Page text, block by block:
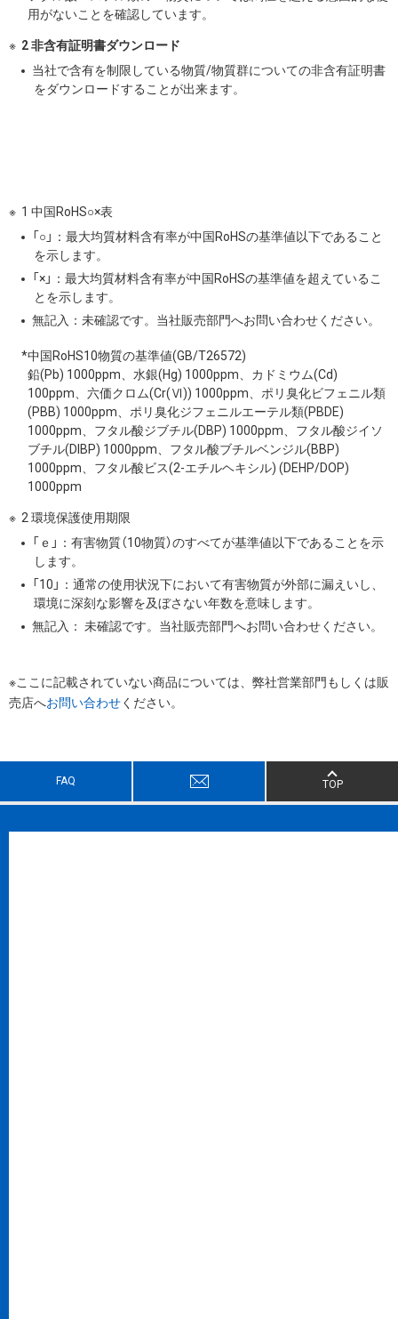
用がないことを確認しています。
2 非含有証明書ダウンロード
当社で含有を制限している物質/物質群についての非含有証明書
をダウンロードすることが出来ます。
1 中国RoHS○×表
「○」：最大均質材料含有率が中国RoHSの基準値以下であること
を示します。
「×」：最大均質材料含有率が中国RoHSの基準値を超えているこ
とを示します。
無記入：未確認です。当社販売部門へお問い合わせください。
*中国RoHS10物質の基準値(GB/T26572)
鉛(Pb) 1000ppm、水銀(Hg) 1000ppm、カドミウム(Cd)
100ppm、六価クロム(Cr(Ⅵ)) 1000ppm、ポリ臭化ビフェニル類
(PBB) 1000ppm、ポリ臭化ジフェニルエーテル類(PBDE)
1000ppm、フタル酸ジブチル(DBP) 1000ppm、フタル酸ジイソ
ブチル(DIBP) 1000ppm、フタル酸ブチルベンジル(BBP)
1000ppm、フタル酸ビス(2-エチルヘキシル) (DEHP/DOP)
1000ppm
2 環境保護使用期限
「ｅ」：有害物質（10物質）のすべてが基準値以下であることを示
します。
「10」：通常の使用状況下において有害物質が外部に漏えいし、
環境に深刻な影響を及ぼさない年数を意味します。
無記入： 未確認です。当社販売部門へお問い合わせください。
※ここに記載されていない商品については、弊社営業部門もしくは販
売店へお問い合わせください。
FAQ TOP